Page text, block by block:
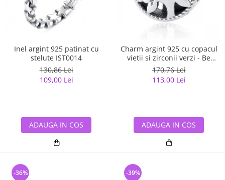
Inel argint 925 patinat cu
stelute IST0014
130,86 Lei
109,00 Lei
ADAUGA IN COS
Charm argint 925 cu copacul
vietii si zirconii verzi - Be
Nature PST0059
170,76 Lei
113,00 Lei
ADAUGA IN COS
-36% -39%